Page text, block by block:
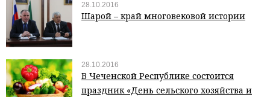
28.10.2016
Шарой – край многовековой истории
28.10.2016
В Чеченской Республике состоится
праздник «День сельского хозяйства и